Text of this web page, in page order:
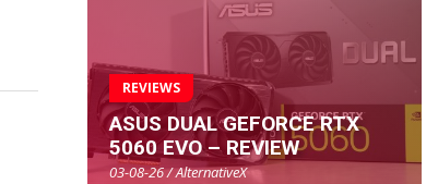
REVIEWS
ASUS DUAL GEFORCE RTX
5060 EVO – REVIEW
03-08-26 / AlternativeX